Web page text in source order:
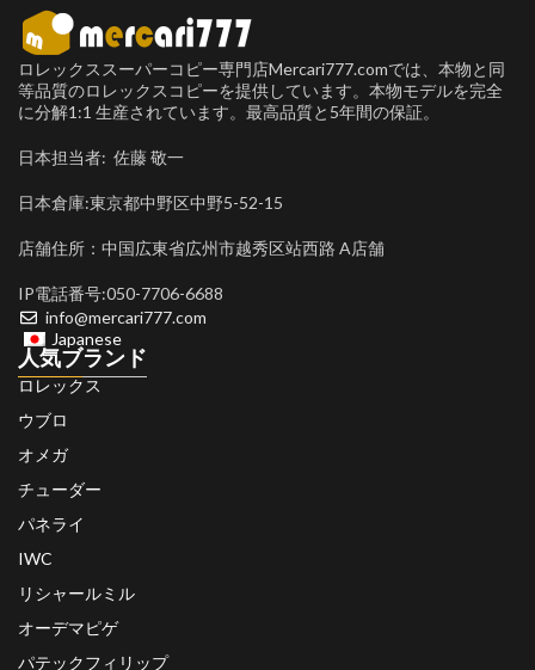
ロレックススーパーコピー専門店Mercari777.comでは、本物と同
等品質のロレックスコピーを提供しています。本物モデルを完全
に分解1:1 生産されています。最高品質と5年間の保証。
日本担当者: 佐藤 敬一
日本倉庫:東京都中野区中野5-52-15
店舗住所：中国広東省広州市越秀区站西路 A店舗
IP電話番号:050-7706-6688
info@mercari777.com
Japanese
人気ブランド
ロレックス
ウブロ
オメガ
チューダー
パネライ
IWC
リシャールミル
オーデマピゲ
パテックフィリップ